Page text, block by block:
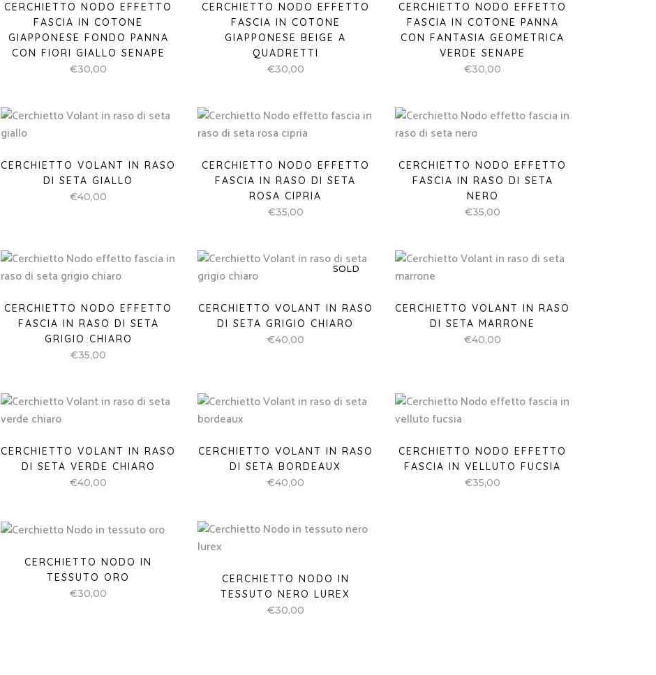
CERCHIETTO NODO EFFETTO
FASCIA IN COTONE
GIAPPONESE FONDO PANNA
CON FIORI GIALLO SENAPE
€30,00
CERCHIETTO NODO EFFETTO
FASCIA IN COTONE
GIAPPONESE BEIGE A
QUADRETTI
€30,00
CERCHIETTO NODO EFFETTO
FASCIA IN COTONE PANNA
CON FANTASIA GEOMETRICA
VERDE SENAPE
€30,00
CERCHIETTO VOLANT IN RASO
DI SETA GIALLO
€40,00
CERCHIETTO NODO EFFETTO
FASCIA IN RASO DI SETA
ROSA CIPRIA
€35,00
CERCHIETTO NODO EFFETTO
FASCIA IN RASO DI SETA
NERO
€35,00
CERCHIETTO NODO EFFETTO
FASCIA IN RASO DI SETA
GRIGIO CHIARO
€35,00
SOLD
CERCHIETTO VOLANT IN RASO
DI SETA GRIGIO CHIARO
€40,00
CERCHIETTO VOLANT IN RASO
DI SETA MARRONE
€40,00
CERCHIETTO VOLANT IN RASO
DI SETA VERDE CHIARO
€40,00
CERCHIETTO VOLANT IN RASO
DI SETA BORDEAUX
€40,00
CERCHIETTO NODO EFFETTO
FASCIA IN VELLUTO FUCSIA
€35,00
CERCHIETTO NODO IN
TESSUTO ORO
€30,00
CERCHIETTO NODO IN
TESSUTO NERO LUREX
€30,00